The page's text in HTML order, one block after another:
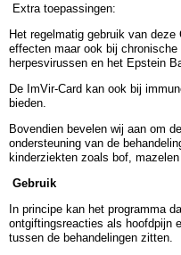
Extra toepassingen:
Het regelmatig gebruik van
effecten maar ook bij
herpesvirussen en het Epstein
De ImVir-Card kan ook bij
bieden.
Bovendien bevelen wij aan om
ondersteuning van de
kinderziekten zoals bof, mazelen
Gebruik
In principe kan het programma
ontgiftingsreacties als hoofdpijn
tussen de behandelingen zitten.